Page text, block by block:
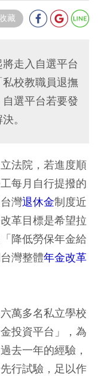
藏
走入自選平台
校教職員退撫
選平台若要發
。
法院，若進度順
每月自行提撥的
灣退休金制度近
革目標是希望拉
降低勞保年金給
灣整體年金改革
萬多名私立學校
投資平台」，為
去一年的經驗，
行試驗，足以作